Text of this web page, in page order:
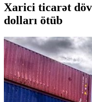
Xarici ticarət
dolları ötüb